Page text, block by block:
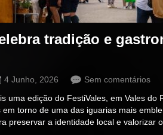
tradição e
4 Junho, 2026
Sem comentários
uma edição do FestiVales, em Vales do
em torno de uma das iguarias mais
preservar a identidade local e valorizar